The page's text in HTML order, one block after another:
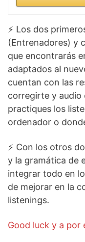
⚡️ Los dos
(Entrenadores) y
que encontrarás
adaptados al
cuentan con las
corregirte y audio
practiques los
ordenador o
⚡️ Con los otros
y la gramática de
integrar todo en
de mejorar en la
listenings.
Good luck y a por